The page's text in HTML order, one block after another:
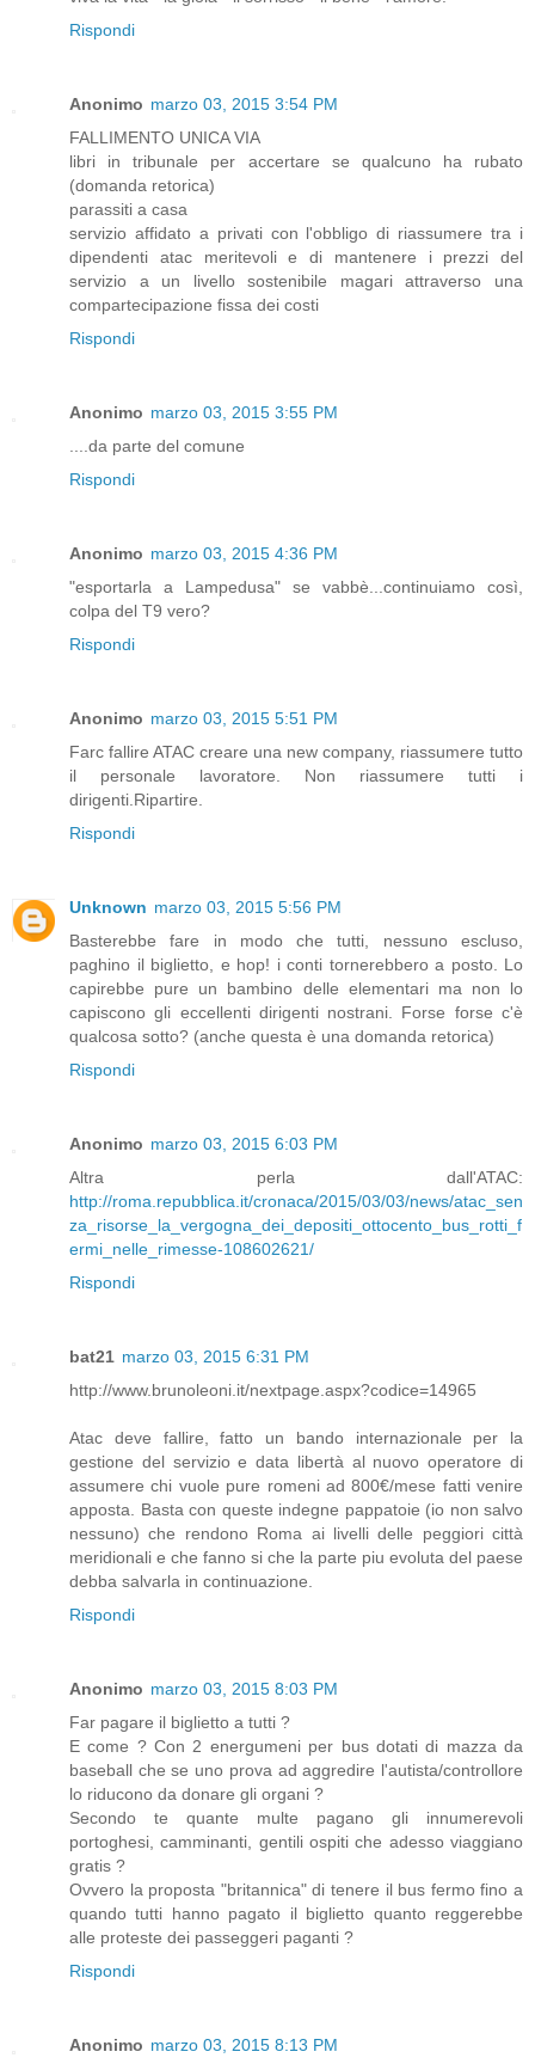
Rispondi
Anonimo marzo 03, 2015 3:54 PM
FALLIMENTO UNICA VIA
libri in tribunale per accertare se qualcuno ha rubato
(domanda retorica)
parassiti a casa
servizio affidato a privati con l'obbligo di riassumere tra i
dipendenti atac meritevoli e di mantenere i prezzi del
servizio a un livello sostenibile magari attraverso una
compartecipazione fissa dei costi
Rispondi
Anonimo marzo 03, 2015 3:55 PM
....da parte del comune
Rispondi
Anonimo marzo 03, 2015 4:36 PM
"esportarla a Lampedusa" se vabbè...continuiamo così,
colpa del T9 vero?
Rispondi
Anonimo marzo 03, 2015 5:51 PM
Farc fallire ATAC creare una new company, riassumere tutto
il personale lavoratore. Non riassumere tutti i
dirigenti.Ripartire.
Rispondi
Unknown marzo 03, 2015 5:56 PM
Basterebbe fare in modo che tutti, nessuno escluso,
paghino il biglietto, e hop! i conti tornerebbero a posto. Lo
capirebbe pure un bambino delle elementari ma non lo
capiscono gli eccellenti dirigenti nostrani. Forse forse c'è
qualcosa sotto? (anche questa è una domanda retorica)
Rispondi
Anonimo marzo 03, 2015 6:03 PM
Altra perla dall'ATAC:
http://roma.repubblica.it/cronaca/2015/03/03/news/atac_sen
za_risorse_la_vergogna_dei_depositi_ottocento_bus_rotti_f
ermi_nelle_rimesse-108602621/
Rispondi
bat21 marzo 03, 2015 6:31 PM
http://www.brunoleoni.it/nextpage.aspx?codice=14965
Atac deve fallire, fatto un bando internazionale per la
gestione del servizio e data libertà al nuovo operatore di
assumere chi vuole pure romeni ad 800€/mese fatti venire
apposta. Basta con queste indegne pappatoie (io non salvo
nessuno) che rendono Roma ai livelli delle peggiori città
meridionali e che fanno si che la parte piu evoluta del paese
debba salvarla in continuazione.
Rispondi
Anonimo marzo 03, 2015 8:03 PM
Far pagare il biglietto a tutti ?
E come ? Con 2 energumeni per bus dotati di mazza da
baseball che se uno prova ad aggredire l'autista/controllore
lo riducono da donare gli organi ?
Secondo te quante multe pagano gli innumerevoli
portoghesi, camminanti, gentili ospiti che adesso viaggiano
gratis ?
Ovvero la proposta "britannica" di tenere il bus fermo fino a
quando tutti hanno pagato il biglietto quanto reggerebbe
alle proteste dei passeggeri paganti ?
Rispondi
Anonimo marzo 03, 2015 8:13 PM